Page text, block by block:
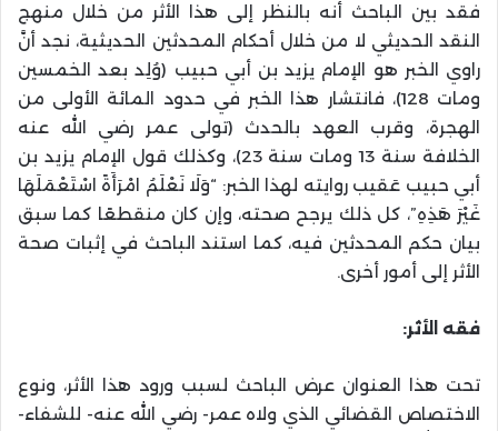
فقد بين الباحث أنه بالنظر إلى هذا الأثر من خلال منهج
النقد الحديثي لا من خلال أحكام المحدثين الحديثية، نجد أنَّ
راوي الخبر هو الإمام يزيد بن أبي حبيب (وُلِد بعد الخمسين
ومات 128)، فانتشار هذا الخبر في حدود المائة الأولى من
الهجرة، وقرب العهد بالحدث (تولى عمر رضي الله عنه
الخلافة سنة 13 ومات سنة 23)، وكذلك قول الإمام يزيد بن
أبي حبيب عَقيب روايته لهذا الخبر: “وَلَا نَعْلَمُ امْرَأَةً اسْتَعْمَلَهَا
غَيْرَ هَذِهِ”، كل ذلك يرجح صحته، وإن كان منقطعًا كما سبق
بيان حكم المحدثين فيه، كما استند الباحث في إثبات صحة
الأثر إلى أمور أخرى.
فقه الأثر:
تحت هذا العنوان عرض الباحث لسبب ورود هذا الأثر، ونوع
الاختصاص القضائي الذي ولاه عمر- رضي الله عنه- للشفاء-